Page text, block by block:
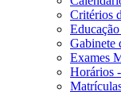
Critérios
Gabinete
Exames
Horários